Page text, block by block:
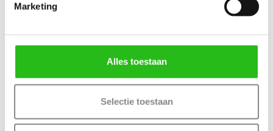
Marketing
Alles toestaan
Selectie toestaan